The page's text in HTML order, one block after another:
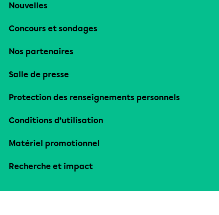
Nouvelles
Concours et sondages
Nos partenaires
Salle de presse
Protection des renseignements personnels
Conditions d’utilisation
Matériel promotionnel
Recherche et impact